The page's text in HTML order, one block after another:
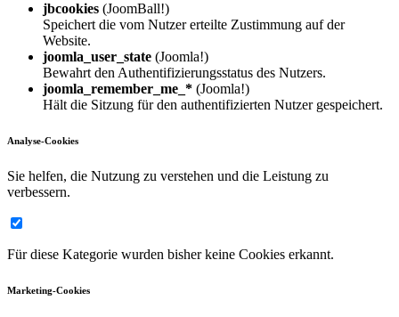
jbcookies (JoomBall!)
Speichert die vom Nutzer erteilte Zustimmung auf der
Website.
joomla_user_state (Joomla!)
Bewahrt den Authentifizierungsstatus des Nutzers.
joomla_remember_me_* (Joomla!)
Hält die Sitzung für den authentifizierten Nutzer gespeichert.
Analyse-Cookies
Sie helfen, die Nutzung zu verstehen und die Leistung zu
verbessern.
Für diese Kategorie wurden bisher keine Cookies erkannt.
Marketing-Cookies